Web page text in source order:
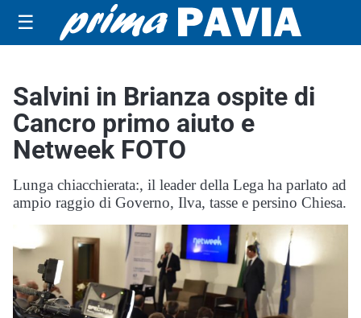
☰
Salvini in Brianza ospite di
Cancro primo aiuto e
Netweek FOTO
Lunga chiacchierata:, il leader della Lega ha parlato ad
ampio raggio di Governo, Ilva, tasse e persino Chiesa.